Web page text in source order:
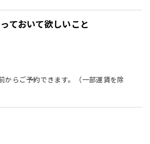
ておいて欲しいこと
からご予約できます。（一部運賃を除